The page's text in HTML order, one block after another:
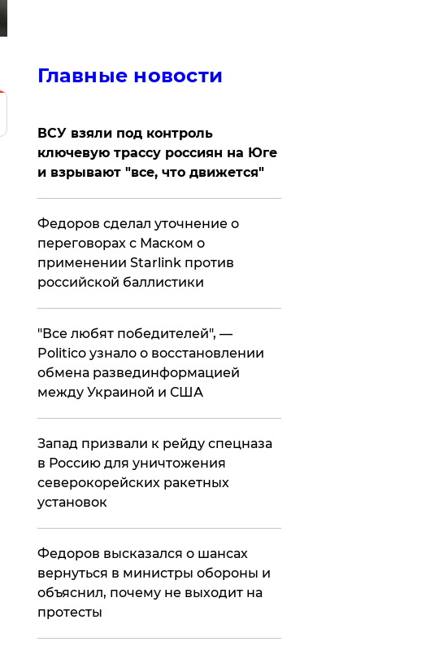
Главные новости
ВСУ взяли под контроль
ключевую трассу россиян на Юге
и взрывают "все, что движется"
Федоров сделал уточнение о
переговорах с Маском о
применении Starlink против
российской баллистики
​"Все любят победителей", —
Politico узнало о восстановлении
обмена развединформацией
между Украиной и США
Запад призвали к рейду спецназа
в Россию для уничтожения
северокорейских ракетных
установок
Федоров высказался о шансах
вернуться в министры обороны и
объяснил, почему не выходит на
протесты